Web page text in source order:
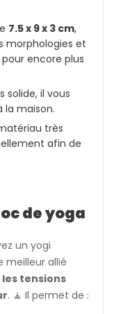
7.5 x 9 x 3 cm,
morphologies et
encore plus
solide, il vous
maison.
très
afin de
de yoga
un yogi
meilleur allié
tensions
. 🧘 Il permet de :